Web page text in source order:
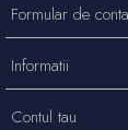
Formular de
Informatii
Contul tau